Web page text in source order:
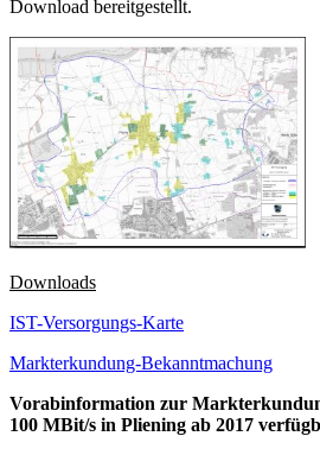
Download bereitgestellt.
Downloads
IST-Versorgungs-Karte
Markterkundung-Bekanntmachung
Vorabinformation zur
100 MBit/s in Pliening ab 2017